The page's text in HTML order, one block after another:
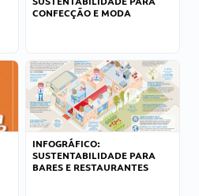
CONFECÇÃO E MODA
INFOGRÁFICO:
SUSTENTABILIDADE PARA
BARES E RESTAURANTES